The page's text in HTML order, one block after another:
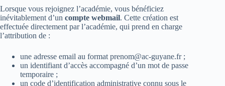
Lorsque vous rejoignez l’académie, vous bénéficiez
inévitablement d’un compte webmail. Cette création est
effectuée directement par l’académie, qui prend en charge
l’attribution de :
une adresse email au format prenom@ac-guyane.fr;
un identifiant d’accès accompagné d’un mot de passe
temporaire ;
un code d’identification administrative connu sous le